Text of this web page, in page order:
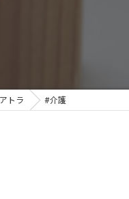
トラ #介護